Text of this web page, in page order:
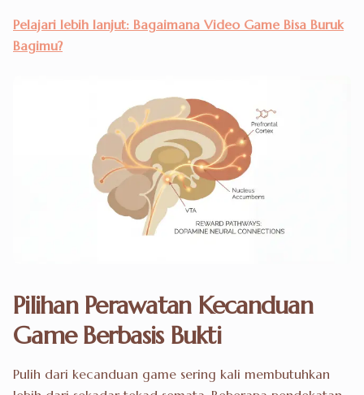
Pelajari lebih lanjut: Bagaimana Video Game Bisa Buruk
Bagimu?
Pilihan Perawatan Kecanduan
Game Berbasis Bukti
Pulih dari kecanduan game sering kali membutuhkan